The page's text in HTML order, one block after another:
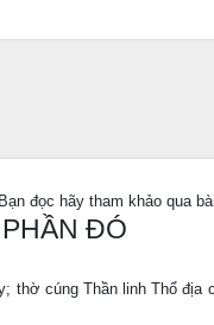
đọc hãy tham khảo qua
ĐÓ
thờ cúng Thần linh Thổ địa